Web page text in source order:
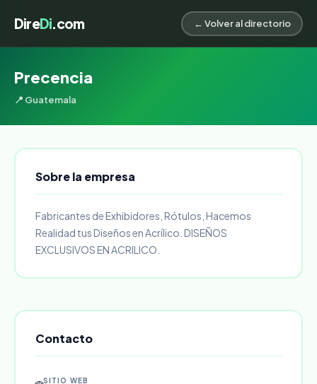
DireDi.com ← Volver al directorio
Precencia
📍 Guatemala
Sobre la empresa
Fabricantes de Exhibidores, Rótulos, Hacemos
Realidad tus Diseños en Acrílico. DISEÑOS
EXCLUSIVOS EN ACRILICO.
Contacto
SITIO WEB